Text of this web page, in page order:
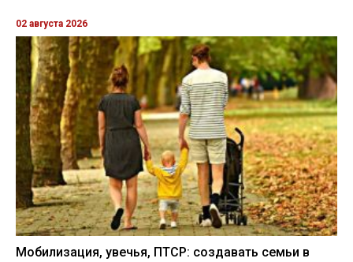
02 августа 2026
Мобилизация, увечья, ПТСР: создавать семьи в